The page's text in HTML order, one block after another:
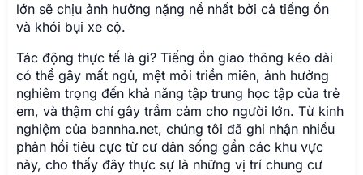
lớn sẽ chịu ảnh hưởng nặng nề nhất bởi cả tiếng ồn
và khói bụi xe cộ.
Tác động thực tế là gì? Tiếng ồn giao thông kéo dài
có thể gây mất ngủ, mệt mỏi triền miên, ảnh hưởng
nghiêm trọng đến khả năng tập trung học tập của trẻ
em, và thậm chí gây trầm cảm cho người lớn. Từ kinh
nghiệm của bannha.net, chúng tôi đã ghi nhận nhiều
phản hồi tiêu cực từ cư dân sống gần các khu vực
này, cho thấy đây thực sự là những vị trí chung cư